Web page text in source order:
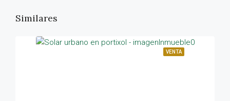
Similares
VENTA